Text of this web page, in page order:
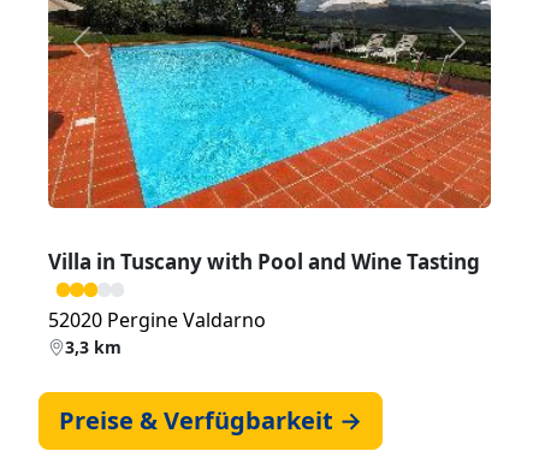
Zurück Weiter
Villa in Tuscany with Pool and Wine Tasting
52020 Pergine Valdarno
3,3 km
Preise & Verfügbarkeit →